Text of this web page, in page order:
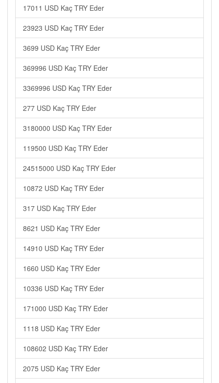
17011 USD Kaç TRY Eder
23923 USD Kaç TRY Eder
3699 USD Kaç TRY Eder
369996 USD Kaç TRY Eder
3369996 USD Kaç TRY Eder
277 USD Kaç TRY Eder
3180000 USD Kaç TRY Eder
119500 USD Kaç TRY Eder
24515000 USD Kaç TRY Eder
10872 USD Kaç TRY Eder
317 USD Kaç TRY Eder
8621 USD Kaç TRY Eder
14910 USD Kaç TRY Eder
1660 USD Kaç TRY Eder
10336 USD Kaç TRY Eder
171000 USD Kaç TRY Eder
1118 USD Kaç TRY Eder
108602 USD Kaç TRY Eder
2075 USD Kaç TRY Eder